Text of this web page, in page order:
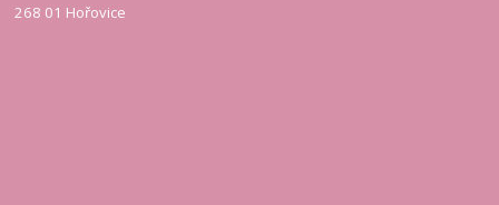
268 01 Hořovice